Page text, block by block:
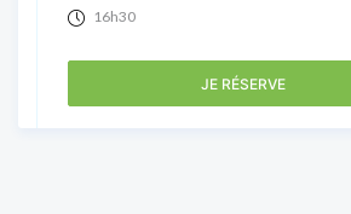
16h30
JE RÉSERVE